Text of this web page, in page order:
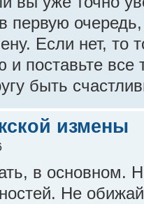
первую
Если нет, то
и поставьте все
быть
измены
в основном.
Не